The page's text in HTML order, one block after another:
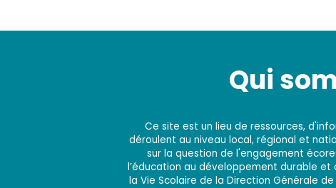
Qui
Ce site est un lieu de ressources,
déroulent au niveau local, régional et
sur la question de l'engagement
l’éducation au développement durable et
la Vie Scolaire de la Direction Générale